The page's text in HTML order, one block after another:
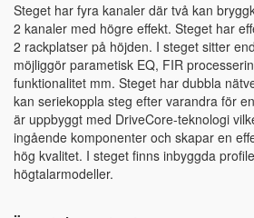
Steget har fyra kanaler där två kan
2 kanaler med högre effekt. Steget har
2 rackplatser på höjden. I steget sitter
möjliggör parametisk EQ, FIR
funktionalitet mm. Steget har dubbla
kan seriekoppla steg efter varandra för
är uppbyggt med DriveCore-teknologi
ingående komponenter och skapar en
hög kvalitet. I steget finns inbyggda
högtalarmodeller.